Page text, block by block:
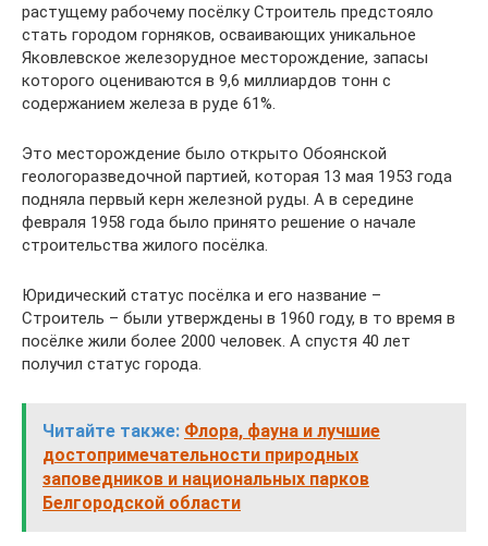
растущему рабочему посёлку Строитель предстояло
стать городом горняков, осваивающих уникальное
Яковлевское железорудное месторождение, запасы
которого оцениваются в 9,6 миллиардов тонн с
содержанием железа в руде 61%.
Это месторождение было открыто Обоянской
геологоразведочной партией, которая 13 мая 1953 года
подняла первый керн железной руды. А в середине
февраля 1958 года было принято решение о начале
строительства жилого посёлка.
Юридический статус посёлка и его название –
Строитель – были утверждены в 1960 году, в то время в
посёлке жили более 2000 человек. А спустя 40 лет
получил статус города.
Читайте также: Флора, фауна и лучшие
достопримечательности природных
заповедников и национальных парков
Белгородской области